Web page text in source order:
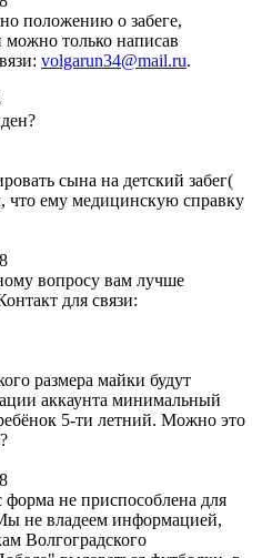
положению о забеге,
можно только написав
volgarun34@mail.ru.
сына на детский забег(
что ему медицинскую справку
вопросу вам лучше
для связи:
размера майки будут
аккаунта минимальный
5-ти летний. Можно это
не приспособлена для
не владеем информацией,
Волгоградского